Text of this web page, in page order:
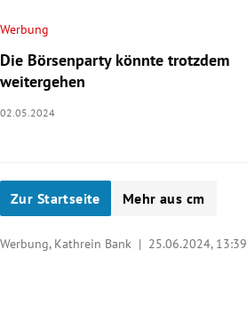
Werbung
Die Börsenparty könnte trotzdem
weitergehen
02.05.2024
Zur Startseite Mehr aus cm
Werbung, Kathrein Bank | 25.06.2024, 13:39